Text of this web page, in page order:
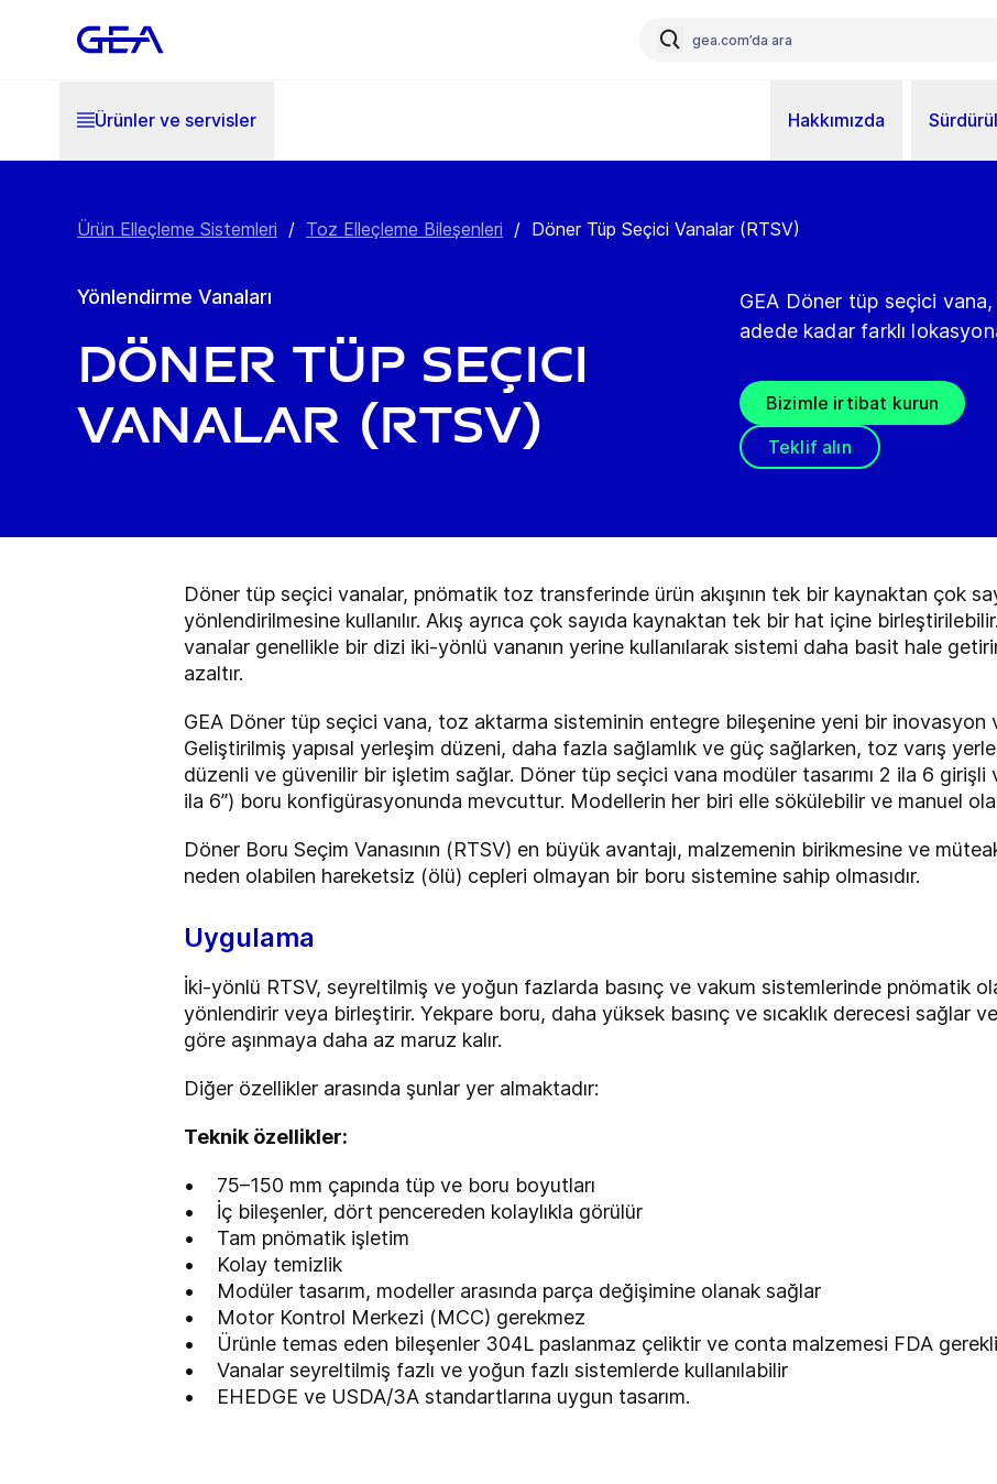
Ürünler ve servisler Hakkımızda
Ürün Elleçleme Sistemleri / Toz Elleçleme Bileşenleri / Döner Tüp Seçici Vanalar (RTSV)
Yönlendirme Vanaları
Döner Tüp Seçici
Vanalar (RTSV)
GEA Döner tüp seçici
adede kadar farklı
Bizimle irtibat kurun
Teklif alın
Döner tüp seçici vanalar, pnömatik toz transferinde ürün akışının tek bir kaynaktan çok
yönlendirilmesine kullanılır. Akış ayrıca çok sayıda kaynaktan tek bir hat içine
vanalar genellikle bir dizi iki-yönlü vananın yerine kullanılarak sistemi daha basit hale
azaltır.
GEA Döner tüp seçici vana, toz aktarma sisteminin entegre bileşenine yeni bir inovasyon
Geliştirilmiş yapısal yerleşim düzeni, daha fazla sağlamlık ve güç sağlarken, toz varış
düzenli ve güvenilir bir işletim sağlar. Döner tüp seçici vana modüler tasarımı 2 ila 6
ila 6”) boru konfigürasyonunda mevcuttur. Modellerin her biri elle sökülebilir ve manuel
Döner Boru Seçim Vanasının (RTSV) en büyük avantajı, malzemenin birikmesine ve
neden olabilen hareketsiz (ölü) cepleri olmayan bir boru sistemine sahip olmasıdır.
Uygulama
İki-yönlü RTSV, seyreltilmiş ve yoğun fazlarda basınç ve vakum sistemlerinde pnömatik
yönlendirir veya birleştirir. Yekpare boru, daha yüksek basınç ve sıcaklık derecesi sağlar
göre aşınmaya daha az maruz kalır.
Diğer özellikler arasında şunlar yer almaktadır:
Teknik özellikler:
• 75–150 mm çapında tüp ve boru boyutları
• İç bileşenler, dört pencereden kolaylıkla görülür
• Tam pnömatik işletim
• Kolay temizlik
• Modüler tasarım, modeller arasında parça değişimine olanak sağlar
• Motor Kontrol Merkezi (MCC) gerekmez
• Ürünle temas eden bileşenler 304L paslanmaz çeliktir ve conta malzemesi FDA
• Vanalar seyreltilmiş fazlı ve yoğun fazlı sistemlerde kullanılabilir
• EHEDGE ve USDA/3A standartlarına uygun tasarım.